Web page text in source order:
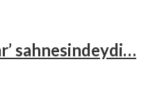
sahnesindeydi…